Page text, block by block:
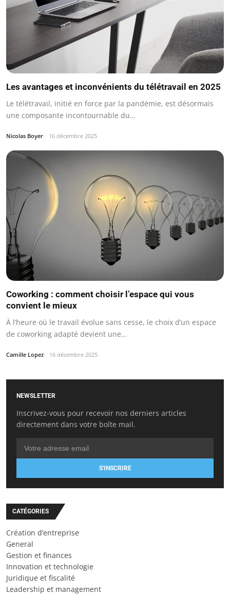
Les avantages et inconvénients du télétravail en 2025
Le télétravail, initié en force par la pandémie, est désormais
une composante incontournable du…
Nicolas Boyer 16 décembre 2025
Coworking : comment choisir l’espace qui vous
convient le mieux
À l’heure où le travail évolue sans cesse, le choix d’un espace
de coworking adapté devient une…
Camille Lopez 16 décembre 2025
NEWSLETTER
Inscrivez-vous pour recevoir nos derniers articles
directement dans votre boîte mail.
S'INSCRIRE
CATÉGORIES
Création d’entreprise
General
Gestion et finances
Innovation et technologie
Juridique et fiscalité
Leadership et management